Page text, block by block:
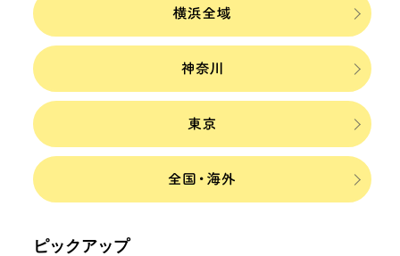
ピックアップ